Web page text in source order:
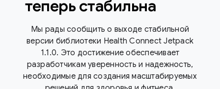
теперь стабильна
Мы рады сообщить о выходе стабильной
версии библиотеки Health Connect Jetpack
1.1.0. Это достижение обеспечивает
разработчикам уверенность и надежность,
необходимые для создания масштабируемых